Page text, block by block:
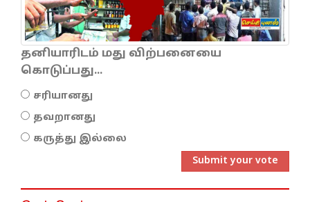
தனியாரிடம் மது விற்பனையை
கொடுப்பது...
சரியானது
தவறானது
கருத்து இல்லை
Submit your vote